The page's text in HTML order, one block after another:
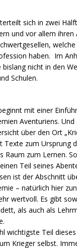
sich in zwei
und vor allem
haben. Im
bislang nicht in den
Schulen.
mit einer
Aventuriens.
über den Ort
Texte zum Ursprung
Raum zum Lernen.
Teil seines
ist der Abschnitt
– natürlich hier
wertvoll. Es gibt
als auch als
wichtigste Teil
Krieger selbst.